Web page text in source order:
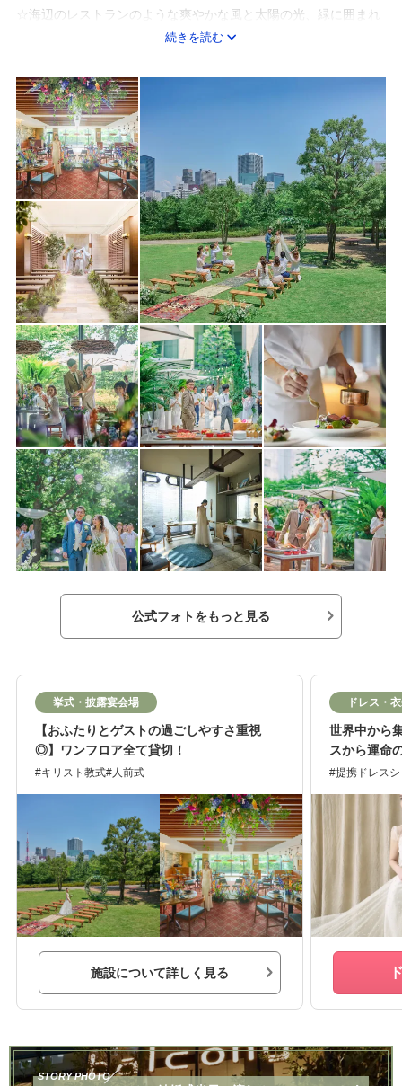
☆海辺のレストランのような爽やかな風と太陽の光、緑に囲まれ
8/8開催！
公式限定【お盆BIG】緑溢れるチャペル×貸切ガーデン体験◇豪華
4万試食
★今月のご来館・ご成約特典
◎通常プラン＋衣装代10万円相当プレゼント♪
【最大170万円OFF】2027年2月までの挙式
【最大110万円OFF】2027年3月～2027年4月までの挙式限定
続きを読む
公式フォトをもっと見る
挙式・披露宴会場
【おふたりとゲストの過ごしやすさ重視
◎】ワンフロア全て貸切！
キリスト教式 人前式
施設について詳しく見る
ドレス・
世界中から
スから運命
提携ドレス
STORY PHOTO